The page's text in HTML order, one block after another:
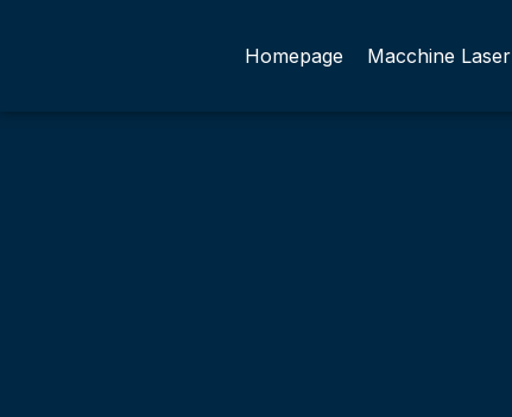
Homepage Macchine Laser